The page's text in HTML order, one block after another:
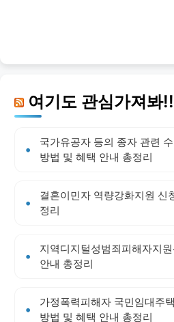
여기도 관심가져봐!!
국가유공자 등의 종자 관련
방법 및 혜택 안내 총정리
결혼이민자 역량강화지원 신
정리
지역디지털성범죄피해자지
안내 총정리
가정폭력피해자 국민임대주
방법 및 혜택 안내 총정리